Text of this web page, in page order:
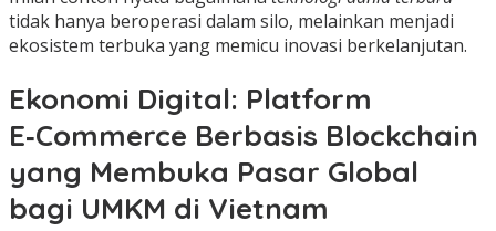
tidak hanya beroperasi dalam silo, melainkan menjadi
ekosistem terbuka yang memicu inovasi berkelanjutan.
Ekonomi Digital: Platform
E‑Commerce Berbasis Blockchain
yang Membuka Pasar Global
bagi UMKM di Vietnam